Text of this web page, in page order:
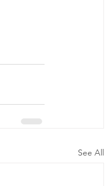
See All